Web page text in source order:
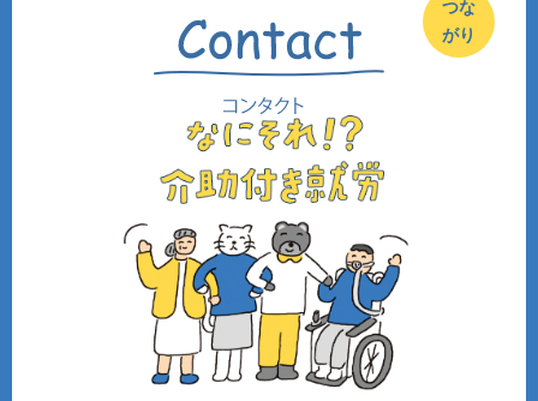
つな
がり